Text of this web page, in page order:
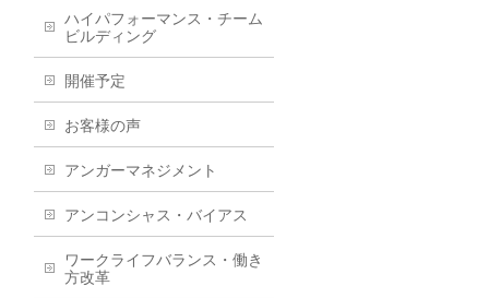
ハイパフォーマンス・チーム
ビルディング
開催予定
お客様の声
アンガーマネジメント
アンコンシャス・バイアス
ワークライフバランス・働き
方改革